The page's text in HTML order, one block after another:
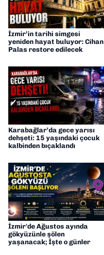
İzmir’in tarihi simgesi
yeniden hayat buluyor: Cihan
Palas restore edilecek
Karabağlar’da gece yarısı
dehşeti: 15 yaşındaki çocuk
kalbinden bıçaklandı
İzmir'de Ağustos ayında
gökyüzünle şölen
yaşanacak; İşte o günler